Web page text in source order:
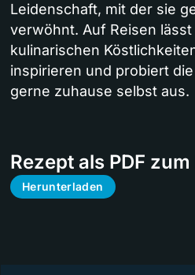
Leidenschaft, mit der sie
verwöhnt. Auf Reisen
kulinarischen
inspirieren und probiert
gerne zuhause selbst aus.
Rezept als PDF
Herunterladen